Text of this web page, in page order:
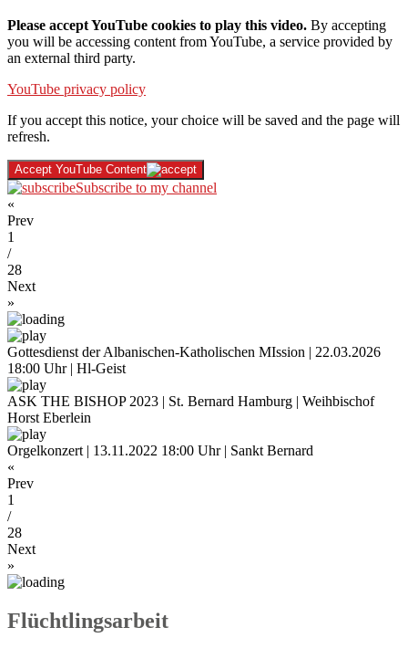
Please accept YouTube cookies to play this video. By accepting
you will be accessing content from YouTube, a service provided by
an external third party.
YouTube privacy policy
If you accept this notice, your choice will be saved and the page will
refresh.
Accept YouTube Content
Subscribe to my channel
«
Prev
1
/
28
Next
»
Gottesdienst der Albanischen-Katholischen MIssion | 22.03.2026
18:00 Uhr | Hl-Geist
ASK THE BISHOP 2023 | St. Bernard Hamburg | Weihbischof
Horst Eberlein
Orgelkonzert | 13.11.2022 18:00 Uhr | Sankt Bernard
«
Prev
1
/
28
Next
»
Flüchtlingsarbeit